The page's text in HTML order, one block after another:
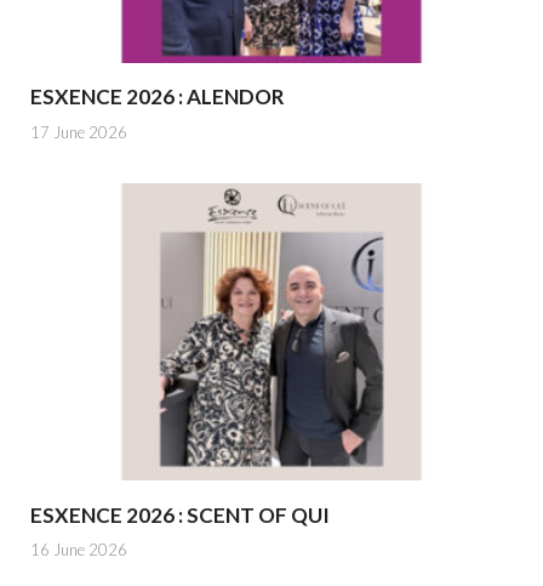
ESXENCE 2026 : ALENDOR
17 June 2026
ESXENCE 2026 : SCENT OF QUI
16 June 2026